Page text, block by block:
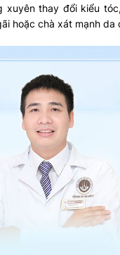
xuyên thay đổi kiểu
hoặc chà xát mạnh da